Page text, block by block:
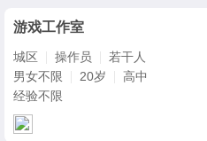
游戏工作室
城区 操作员
若干人
男女不限
20岁
高中
经验不限